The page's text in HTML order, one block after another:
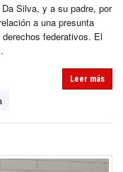
Silva, y a su padre, por
a una presunta
federativos. El
Leer más